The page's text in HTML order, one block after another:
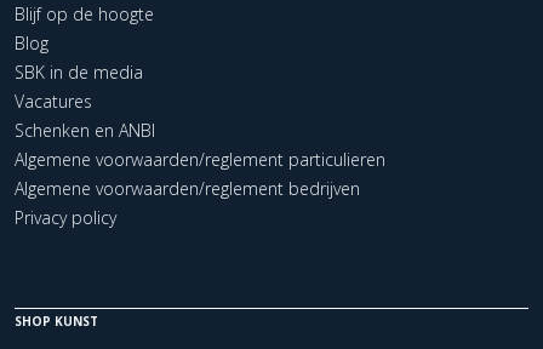
Blijf op de hoogte
Blog
SBK in de media
Vacatures
Schenken en ANBI
Algemene voorwaarden/reglement particulieren
Algemene voorwaarden/reglement bedrijven
Privacy policy
SHOP KUNST